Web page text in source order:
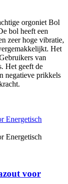
orgoniet Bol
bol heeft een
zeer hoge vibratie,
Het
van
Het geeft de
negatieve prikkels
voor